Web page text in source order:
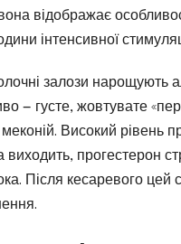
відображає
інтенсивної
залози нарощують
— густе, жовтувате
Високий рівень
виходить, прогестерон
Після кесаревого цей